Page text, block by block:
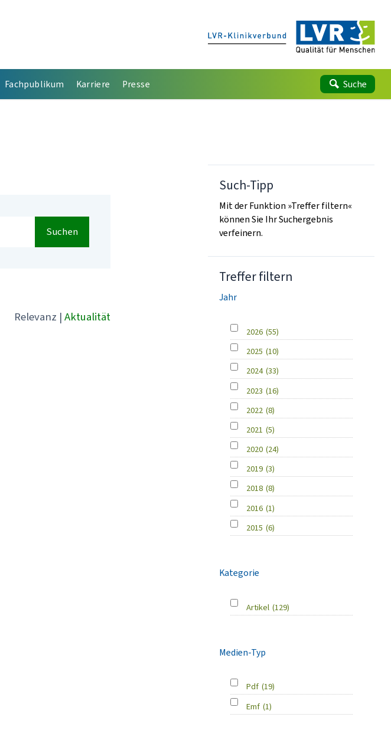
Fachpublikum Karriere Presse Suche
Suchen
Relevanz | Aktualität
Such-Tipp
Mit der Funktion »Treffer filtern«
können Sie Ihr Suchergebnis
verfeinern.
Treffer filtern
Jahr
2026 (55)
2025 (10)
2024 (33)
2023 (16)
2022 (8)
2021 (5)
2020 (24)
2019 (3)
2018 (8)
2016 (1)
2015 (6)
Kategorie
Artikel (129)
Medien-Typ
Pdf (19)
Emf (1)